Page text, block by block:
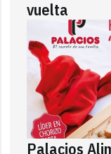
vuelta
Palacios